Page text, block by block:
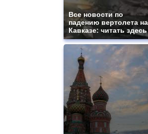
https://www.replicasrelojes.to/
Все новости по
падению вертолета на
Кавказе: читать здесь